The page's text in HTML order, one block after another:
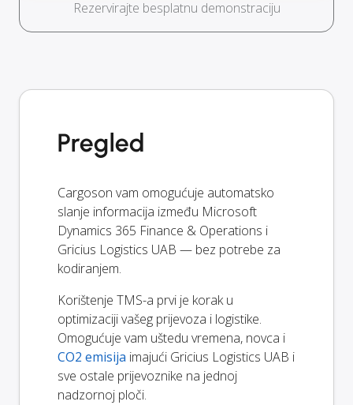
Rezervirajte besplatnu demonstraciju
Pregled
Cargoson vam omogućuje automatsko
slanje informacija između Microsoft
Dynamics 365 Finance & Operations i
Gricius Logistics UAB — bez potrebe za
kodiranjem.
Korištenje TMS-a prvi je korak u
optimizaciji vašeg prijevoza i logistike.
Omogućuje vam uštedu vremena, novca i
CO2 emisija imajući Gricius Logistics UAB i
sve ostale prijevoznike na jednoj
nadzornoj ploči.